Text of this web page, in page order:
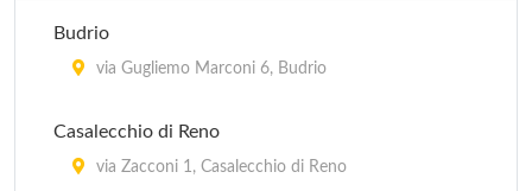
Budrio
via Gugliemo Marconi 6, Budrio
Casalecchio di Reno
via Zacconi 1, Casalecchio di Reno